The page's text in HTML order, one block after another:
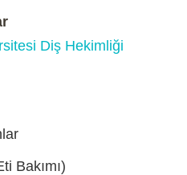
Diş Hekimliği
Bakımı)